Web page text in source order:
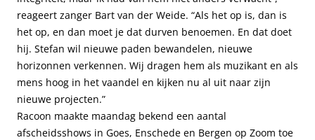
reageert zanger Bart van der Weide. “Als het op is, dan is
het op, en dan moet je dat durven benoemen. En dat doet
hij. Stefan wil nieuwe paden bewandelen, nieuwe
horizonnen verkennen. Wij dragen hem als muzikant en als
mens hoog in het vaandel en kijken nu al uit naar zijn
nieuwe projecten.”
Racoon maakte maandag bekend een aantal
afscheidsshows in Goes, Enschede en Bergen op Zoom toe